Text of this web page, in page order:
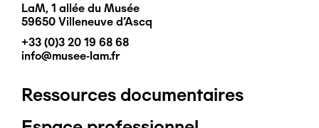
LaM, 1 allée du Musée
59650 Villeneuve d'Ascq
+33 (0)3 20 19 68 68
info@musee-lam.fr
Pied
Ressources documentaires